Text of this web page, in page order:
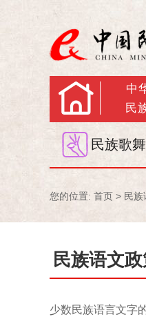
中
民
民族歌舞
您的位置: 首页 > 民
民族语文
少数民族语言文字